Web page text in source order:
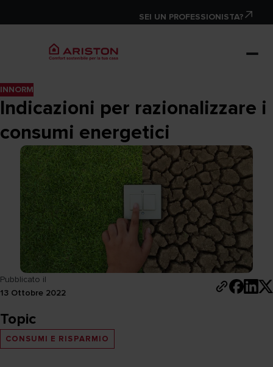
SEI UN PROFESSIONISTA?
INNORM
Indicazioni per razionalizzare i
consumi energetici
Pubblicato il
13 Ottobre 2022
Topic
CONSUMI E RISPARMIO